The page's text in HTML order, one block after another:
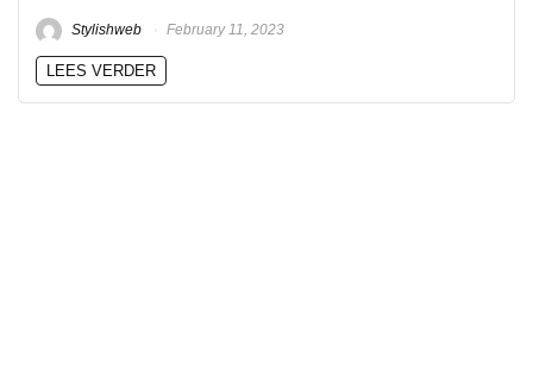
Stylishweb February 11, 2023
LEES VERDER